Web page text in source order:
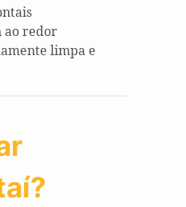
ao redor
limpa e